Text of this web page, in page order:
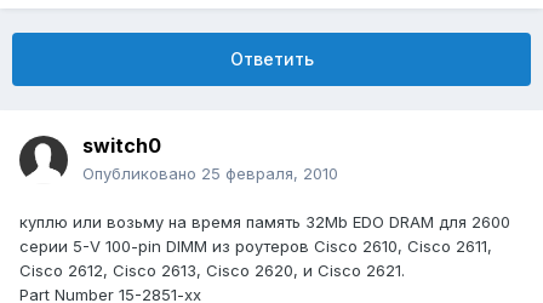
Ответить
switch0
Опубликовано 25 февраля, 2010
куплю или возьму на время память 32Mb EDO DRAM для 2600
серии 5-V 100-pin DIMM из роутеров Cisco 2610, Cisco 2611,
Cisco 2612, Cisco 2613, Cisco 2620, и Cisco 2621.
Part Number 15-2851-xx